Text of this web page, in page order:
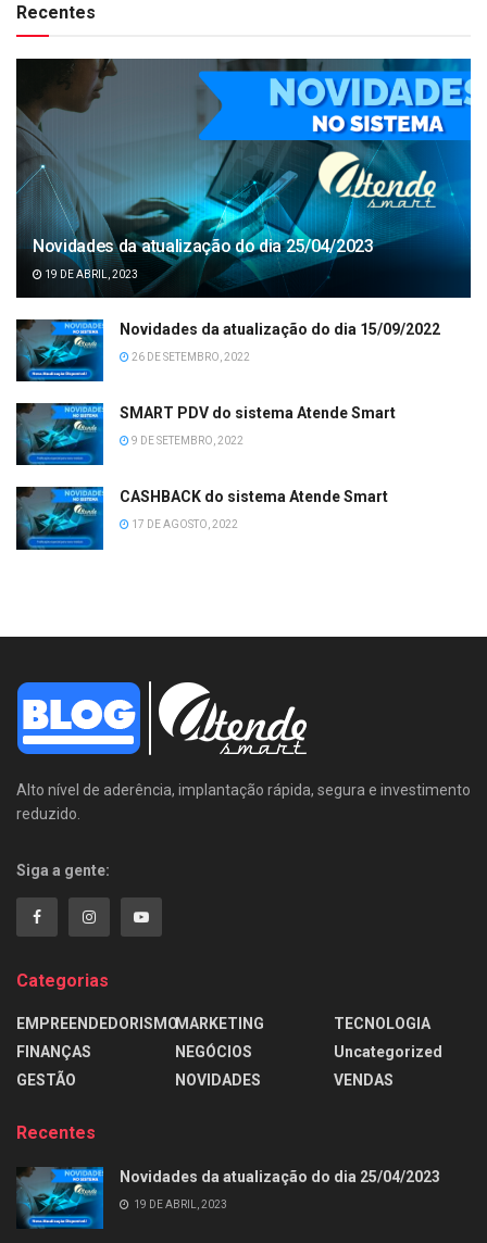
Recentes
Novidades da atualização do dia 25/04/2023
19 DE ABRIL, 2023
Novidades da atualização do dia 15/09/2022
26 DE SETEMBRO, 2022
SMART PDV do sistema Atende Smart
9 DE SETEMBRO, 2022
CASHBACK do sistema Atende Smart
17 DE AGOSTO, 2022
Alto nível de aderência, implantação rápida, segura e investimento
reduzido.
Siga a gente:
Categorias
EMPREENDEDORISMO
FINANÇAS
GESTÃO
MARKETING
NEGÓCIOS
NOVIDADES
TECNOLOGIA
Uncategorized
VENDAS
Recentes
Novidades da atualização do dia 25/04/2023
19 DE ABRIL, 2023